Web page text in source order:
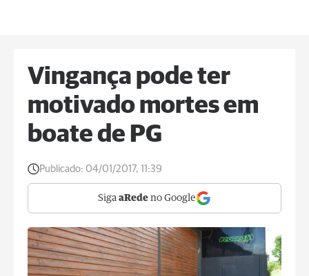
Vingança pode ter
motivado mortes em
boate de PG
Publicado: 04/01/2017, 11:39
Siga aRede no Google